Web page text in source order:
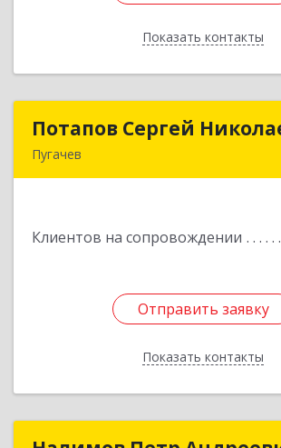
Показать контакты
Назад
Потапов Сергей
Пугачев
Клиентов на сопровождении
Отправить заявку
Показать контакты
Потапов Сергей
Отправить заявку
Назад